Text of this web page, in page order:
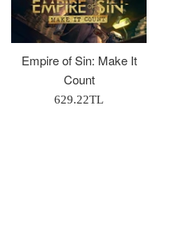
Empire of Sin: Make It
Count
Normal
629.22TL